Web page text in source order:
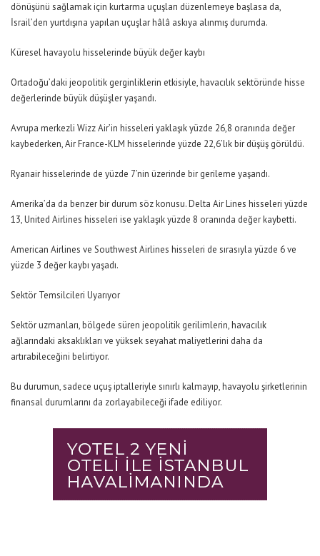
dönüşünü sağlamak için kurtarma uçuşları düzenlemeye başlasa da,
İsrail’den yurtdışına yapılan uçuşlar hâlâ askıya alınmış durumda.
Küresel havayolu hisselerinde büyük değer kaybı
Ortadoğu’daki jeopolitik gerginliklerin etkisiyle, havacılık sektöründe hisse
değerlerinde büyük düşüşler yaşandı.
Avrupa merkezli Wizz Air’in hisseleri yaklaşık yüzde 26,8 oranında değer
kaybederken, Air France-KLM hisselerinde yüzde 22,6’lık bir düşüş görüldü.
Ryanair hisselerinde de yüzde 7’nin üzerinde bir gerileme yaşandı.
Amerika’da da benzer bir durum söz konusu. Delta Air Lines hisseleri yüzde
13, United Airlines hisseleri ise yaklaşık yüzde 8 oranında değer kaybetti.
American Airlines ve Southwest Airlines hisseleri de sırasıyla yüzde 6 ve
yüzde 3 değer kaybı yaşadı.
Sektör Temsilcileri Uyarıyor
Sektör uzmanları, bölgede süren jeopolitik gerilimlerin, havacılık
ağlarındaki aksaklıkları ve yüksek seyahat maliyetlerini daha da
artırabileceğini belirtiyor.
Bu durumun, sadece uçuş iptalleriyle sınırlı kalmayıp, havayolu şirketlerinin
finansal durumlarını da zorlayabileceği ifade ediliyor.